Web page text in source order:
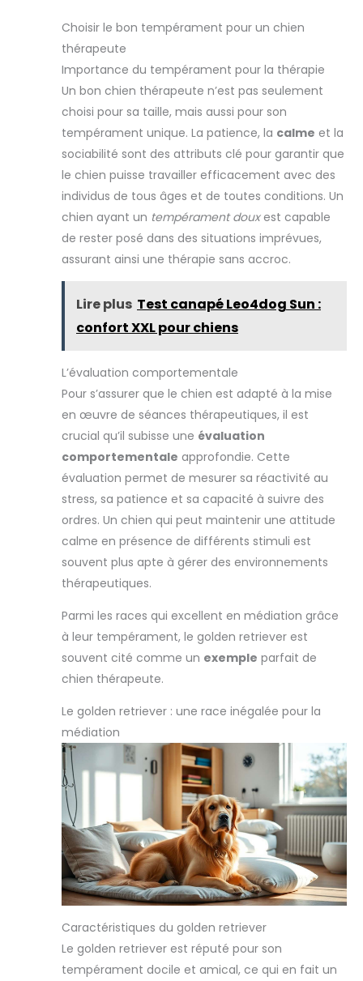
Choisir le bon tempérament pour un chien
thérapeute
Importance du tempérament pour la thérapie
Un bon chien thérapeute n’est pas seulement
choisi pour sa taille, mais aussi pour son
tempérament unique. La patience, la calme et la
sociabilité sont des attributs clé pour garantir que
le chien puisse travailler efficacement avec des
individus de tous âges et de toutes conditions. Un
chien ayant un tempérament douxest capable
de rester posé dans des situations imprévues,
assurant ainsi une thérapie sans accroc.
Lire plus Test canapé Leo4dog Sun :
confort XXL pour chiens
L’évaluation comportementale
Pour s’assurer que le chien est adapté à la mise
en œuvre de séances thérapeutiques, il est
crucial qu’il subisse une évaluation
comportementale approfondie. Cette
évaluation permet de mesurer sa réactivité au
stress, sa patience et sa capacité à suivre des
ordres. Un chien qui peut maintenir une attitude
calme en présence de différents stimuli est
souvent plus apte à gérer des environnements
thérapeutiques.
Parmi les races qui excellent en médiation grâce
à leur tempérament, le golden retriever est
souvent cité comme un exemple parfait de
chien thérapeute.
Le golden retriever : une race inégalée pour la
médiation
Caractéristiques du golden retriever
Le golden retriever est réputé pour son
tempérament docile et amical, ce qui en fait un